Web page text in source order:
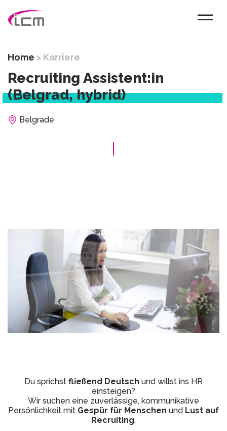
Home > Karriere
Recruiting Assistent:in
(Belgrad, hybrid)
Belgrade
Du sprichst fließend Deutsch und willst ins HR
einsteigen?
Wir suchen eine zuverlässige, kommunikative
Persönlichkeit mit Gespür für Menschen und Lust auf
Recruiting.